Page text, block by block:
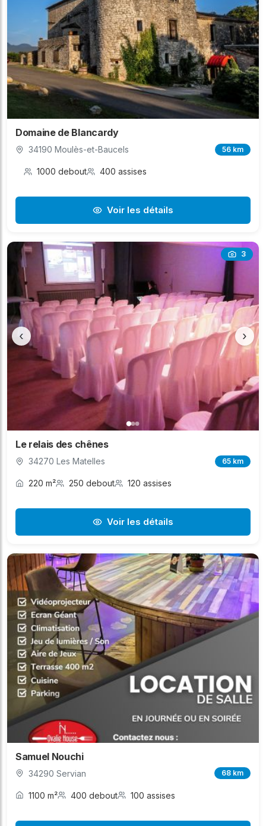
Domaine de Blancardy
34190 Moulès-et-Baucels 56 km
1000 debout 400 assises
Voir les détails
3
‹ ›
Le relais des chênes
34270 Les Matelles 65 km
220 m² 250 debout 120 assises
Voir les détails
Samuel Nouchi
34290 Servian 68 km
1100 m² 400 debout 100 assises